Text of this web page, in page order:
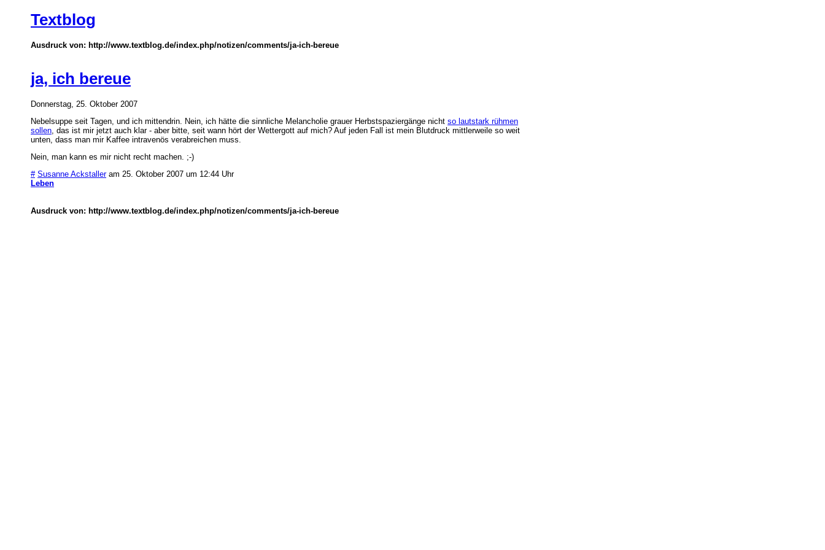
Textblog
Ausdruck von: http://www.textblog.de/index.php/notizen/comments/ja-ich-bereue
ja, ich bereue
Donnerstag, 25. Oktober 2007
Nebelsuppe seit Tagen, und ich mittendrin. Nein, ich hätte die sinnliche Melancholie grauer Herbstspaziergänge nicht so lautstark rühmen
sollen , das ist mir jetzt auch klar - aber bitte, seit wann hört der Wettergott auf mich? Auf jeden Fall ist mein Blutdruck mittlerweile so weit
unten, dass man mir Kaffee intravenös verabreichen muss.
Nein, man kann es mir nicht recht machen. ;-)
# Susanne Ackstalleram 25. Oktober 2007 um 12:44 Uhr
Leben
Ausdruck von: http://www.textblog.de/index.php/notizen/comments/ja-ich-bereue